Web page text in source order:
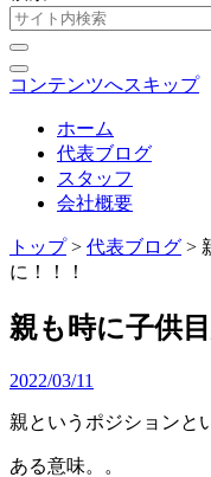
コンテンツへスキップ
ホーム
代表ブログ
スタッフ
会社概要
トップ> 代表ブログ >
に！！！
親も時に子供
2022/03/11
親というポジションと
ある意味。。